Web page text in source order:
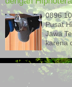
0896
Pusat
Jawa
karena